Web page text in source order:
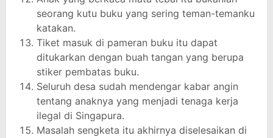
seorang kutu buku yang sering teman-temanku
katakan.
Tiket masuk di pameran buku itu dapat
ditukarkan dengan buah tangan yang berupa
stiker pembatas buku.
Seluruh desa sudah mendengar kabar angin
tentang anaknya yang menjadi tenaga kerja
ilegal di Singapura.
Masalah sengketa itu akhirnya diselesaikan di